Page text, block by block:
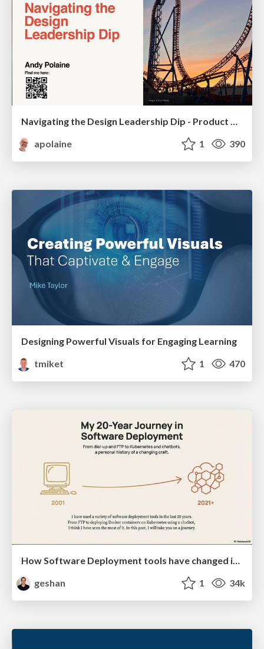
Navigating the Design Leadership Dip - Product Design Week Design Leaders+ Conference 2024
apolaine
1 390
Designing Powerful Visuals for Engaging Learning
tmiket
1 470
How Software Deployment tools have changed in the past 20 years
geshan
1 34k